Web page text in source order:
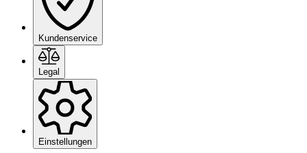
Kundenservice
Legal
Einstellungen